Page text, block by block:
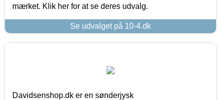
mærket. Klik her for at se deres udvalg.
Se udvalget på 10-4.dk
Davidsenshop.dk er en sønderjysk